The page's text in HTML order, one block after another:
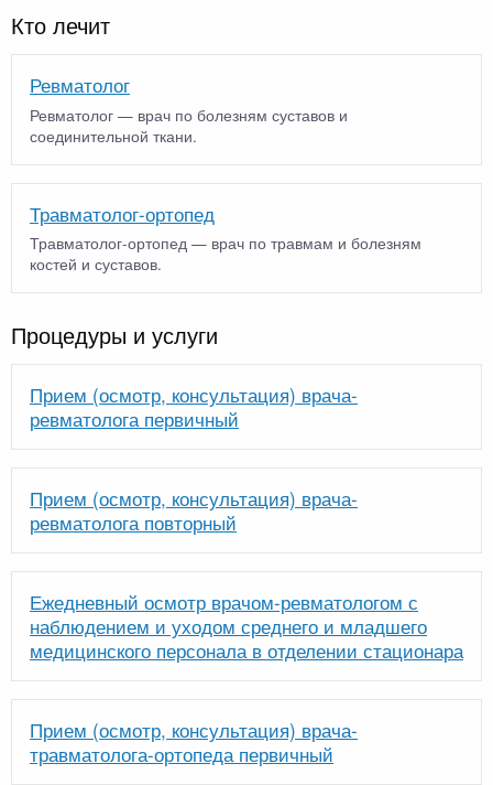
Кто лечит
Ревматолог
Ревматолог — врач по болезням суставов и
соединительной ткани.
Травматолог-ортопед
Травматолог-ортопед — врач по травмам и болезням
костей и суставов.
Процедуры и услуги
Прием (осмотр, консультация) врача-
ревматолога первичный
Прием (осмотр, консультация) врача-
ревматолога повторный
Ежедневный осмотр врачом-ревматологом с
наблюдением и уходом среднего и младшего
медицинского персонала в отделении стационара
Прием (осмотр, консультация) врача-
травматолога-ортопеда первичный